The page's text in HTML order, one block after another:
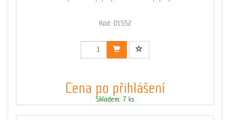
Kód: 01552
Cena po přihlášení
Skladem: 7 ks